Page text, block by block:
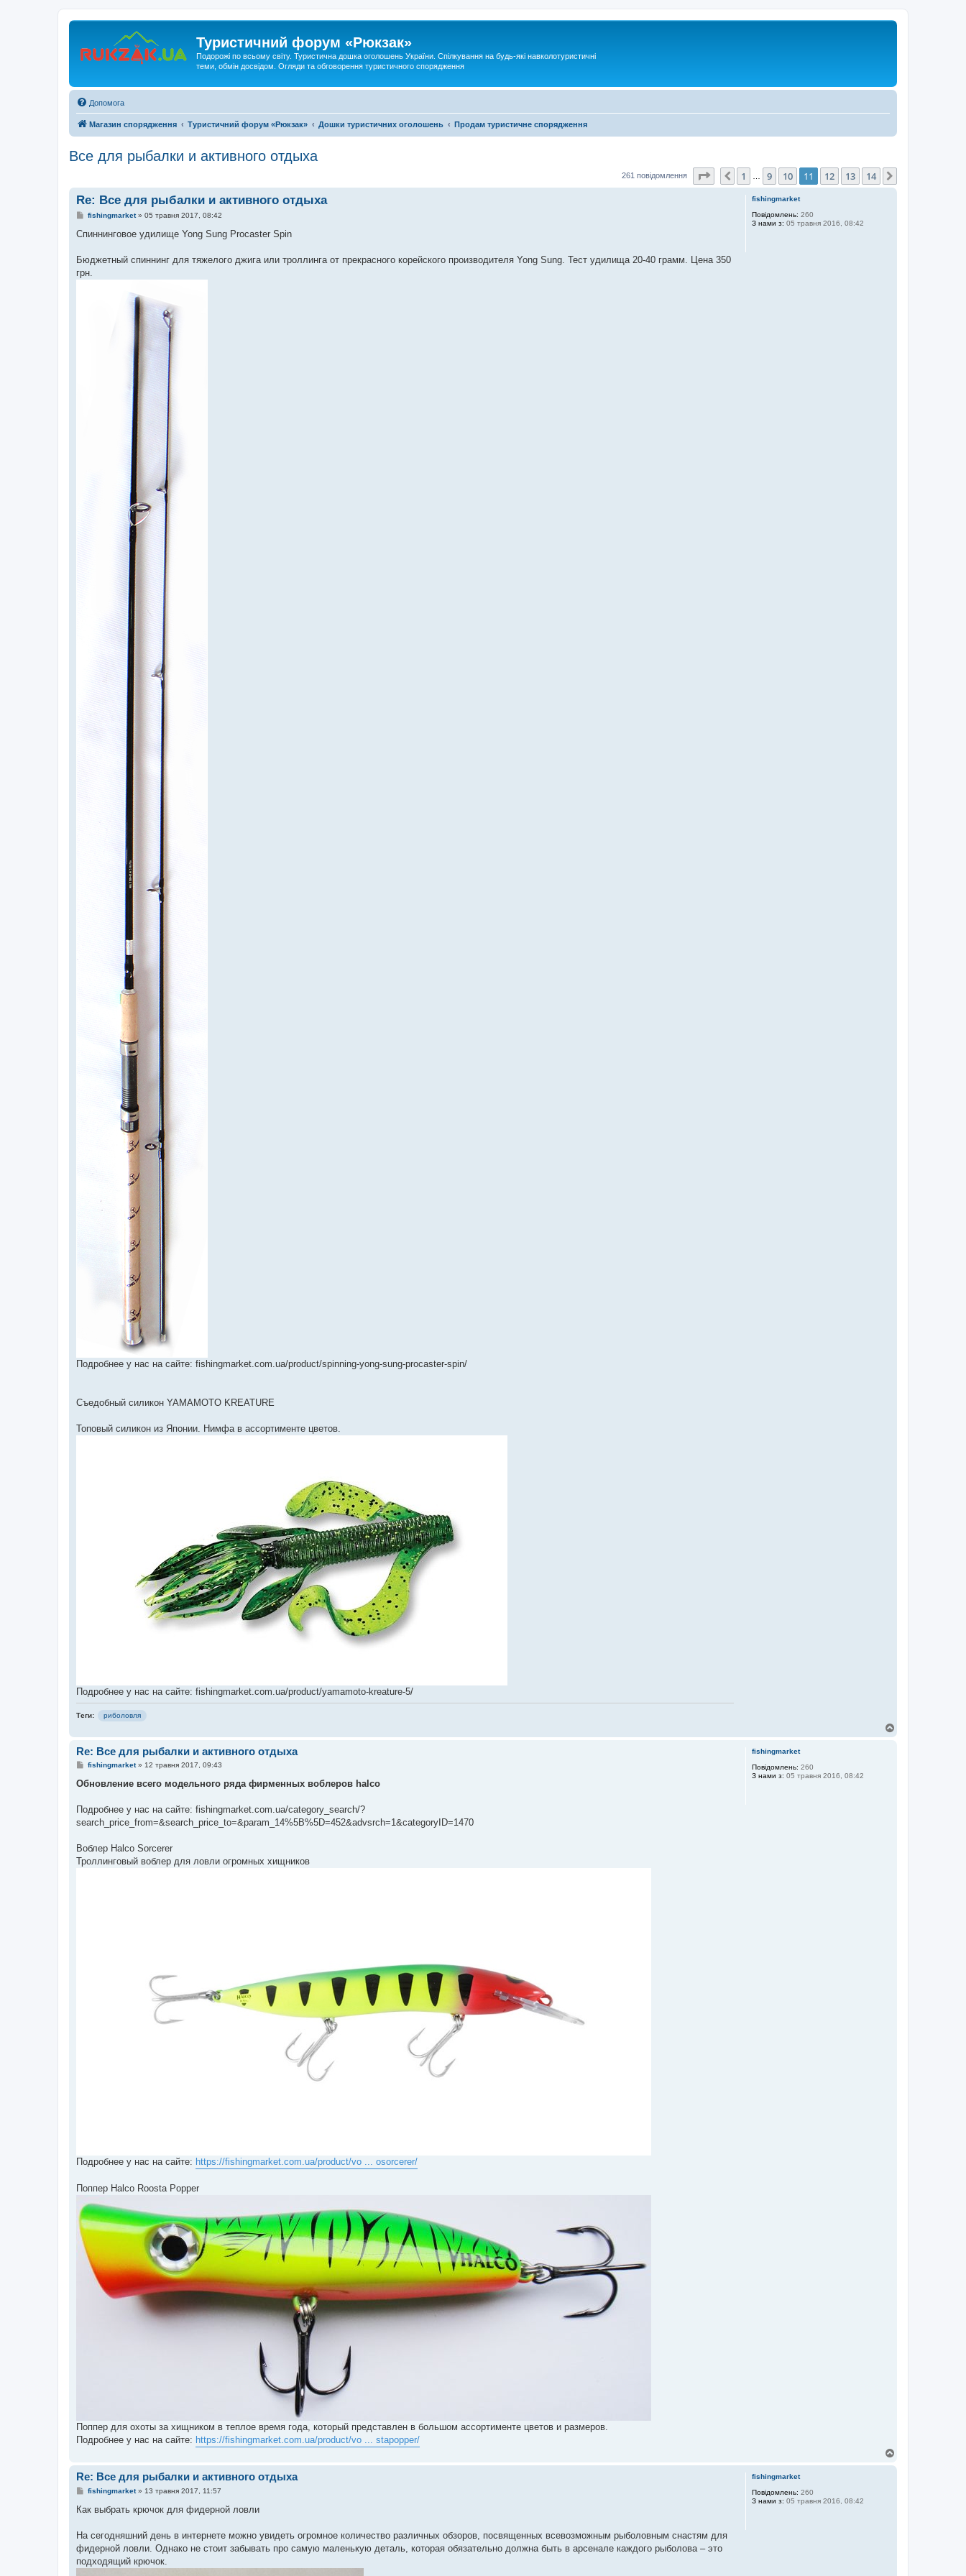
Туристичний форум «Рюкзак»
Подорожі по всьому світу. Туристична дошка оголошень України. Спілкування на будь-які навколотуристичні
теми, обмін досвідом. Огляди та обговорення туристичного спорядження
Допомога
Магазин спорядження Туристичний форум «Рюкзак» Дошки туристичних оголошень Продам туристичне спорядження
Все для рыбалки и активного отдыха
261 повідомлення Сторінка з 14
Поперед.
1 9 10 11 12 13 14
fishingmarket
Повідомлень: 260
З нами з: 05 травня 2016, 08:42
Re: Все для рыбалки и активного отдыха
П
в
о
л
fishingmarket» 05 травня 2017, 08:42
Спиннинговое удилище Yong Sung Procaster Spin
Бюджетный спиннинг для тяжелого джига или троллинга от прекрасного корейского производителя Yong Sung. Тест удилища 20-40 грамм. Цена 350
грн.
Подробнее у нас на сайте: fishingmarket.com.ua/product/spinning-yong-sung-procaster-spin/
Съедобный силикон YAMAMOTO KREATURE
Топовый силикон из Японии. Нимфа в ассортименте цветов.
Подробнее у нас на сайте: fishingmarket.com.ua/product/yamamoto-kreature-5/
Теги: риболовля
fishingmarket
Повідомлень: 260
З нами з: 05 травня 2016, 08:42
Re: Все для рыбалки и активного отдыха
П
в
о
м
л
н
я
fishingmarket» 12 травня 2017, 09:43
Обновление всего модельного ряда фирменных воблеров halco
Подробнее у нас на сайте: fishingmarket.com.ua/category_search/?
search_price_from=&search_price_to=&param_14%5B%5D=452&advsrch=1&categoryID=1470
Воблер Halco Sorcerer
Троллинговый воблер для ловли огромных хищников
Подробнее у нас на сайте: https://fishingmarket.com.ua/product/vo ... osorcerer/
Поппер Halco Roosta Popper
Поппер для охоты за хищником в теплое время года, который представлен в большом ассортименте цветов и размеров.
Подробнее у нас на сайте: https://fishingmarket.com.ua/product/vo ... stapopper/
fishingmarket
Повідомлень: 260
З нами з: 05 травня 2016, 08:42
Re: Все для рыбалки и активного отдыха
П
в
о
л
е
н
fishingmarket» 13 травня 2017, 11:57
Как выбрать крючок для фидерной ловли
На сегодняшний день в интернете можно увидеть огромное количество различных обзоров, посвященных всевозможным рыболовным снастям для
фидерной ловли. Однако не стоит забывать про самую маленькую деталь, которая обязательно должна быть в арсенале каждого рыболова – это
подходящий крючок.